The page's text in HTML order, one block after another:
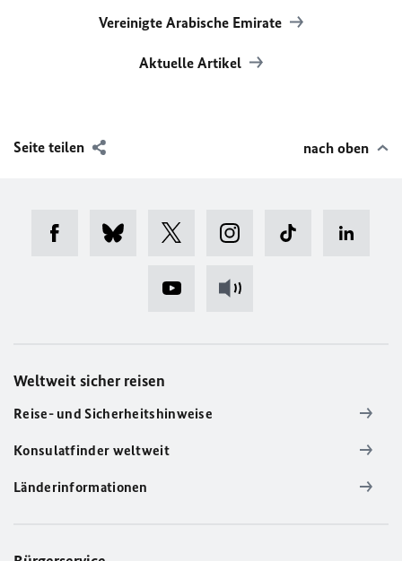
Vereinigte Arabische Emirate
Aktuelle Artikel
Seite teilen nach oben
Weltweit sicher reisen
Reise- und Sicherheitshinweise
Konsulatfinder weltweit
Länderinformationen